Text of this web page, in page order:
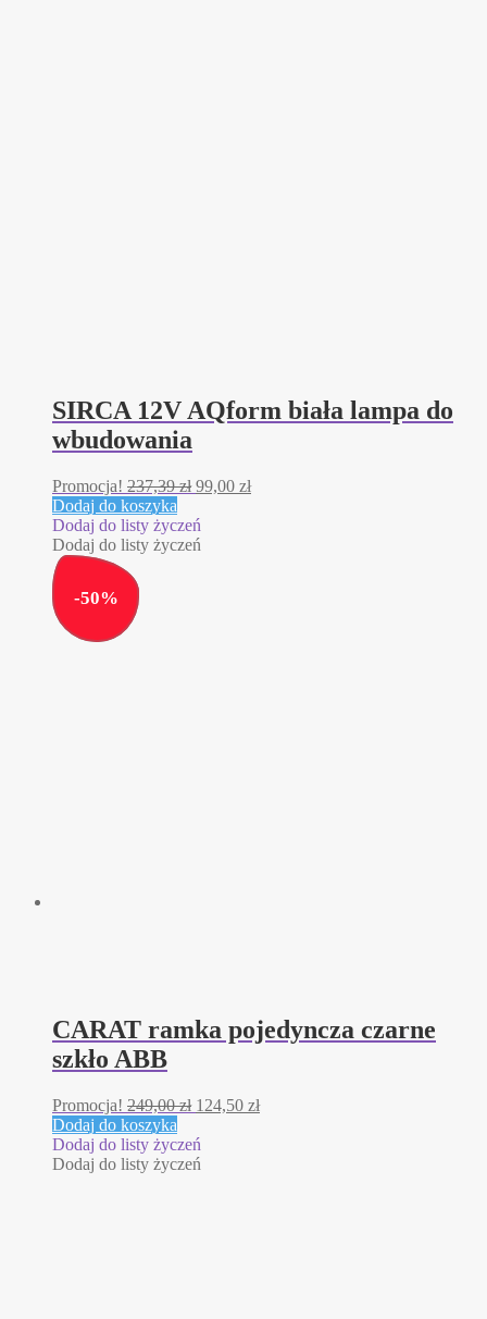
SIRCA 12V AQform biała lampa do
wbudowania
Promocja! 237,39zł Pierwotna
wynosiła:
237,39 zł.
99,00 złAktualna
Dodaj do koszyka
Dodaj do listy życzeń
Dodaj do listy życzeń
-50%
CARAT ramka pojedyncza czarne
szkło ABB
Promocja! 249,00zł Pierwotna
wynosiła:
249,00 zł.
124,50 złAktualna
Dodaj do koszyka
Dodaj do listy życzeń
Dodaj do listy życzeń